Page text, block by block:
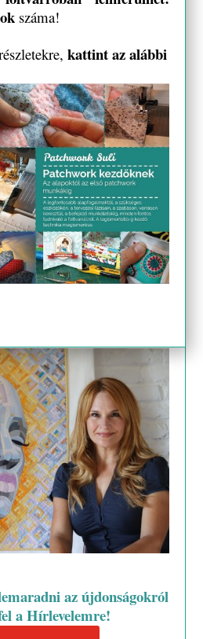
száma!
kattint az alábbi
az újdonságokról
a Hírlevelemre!